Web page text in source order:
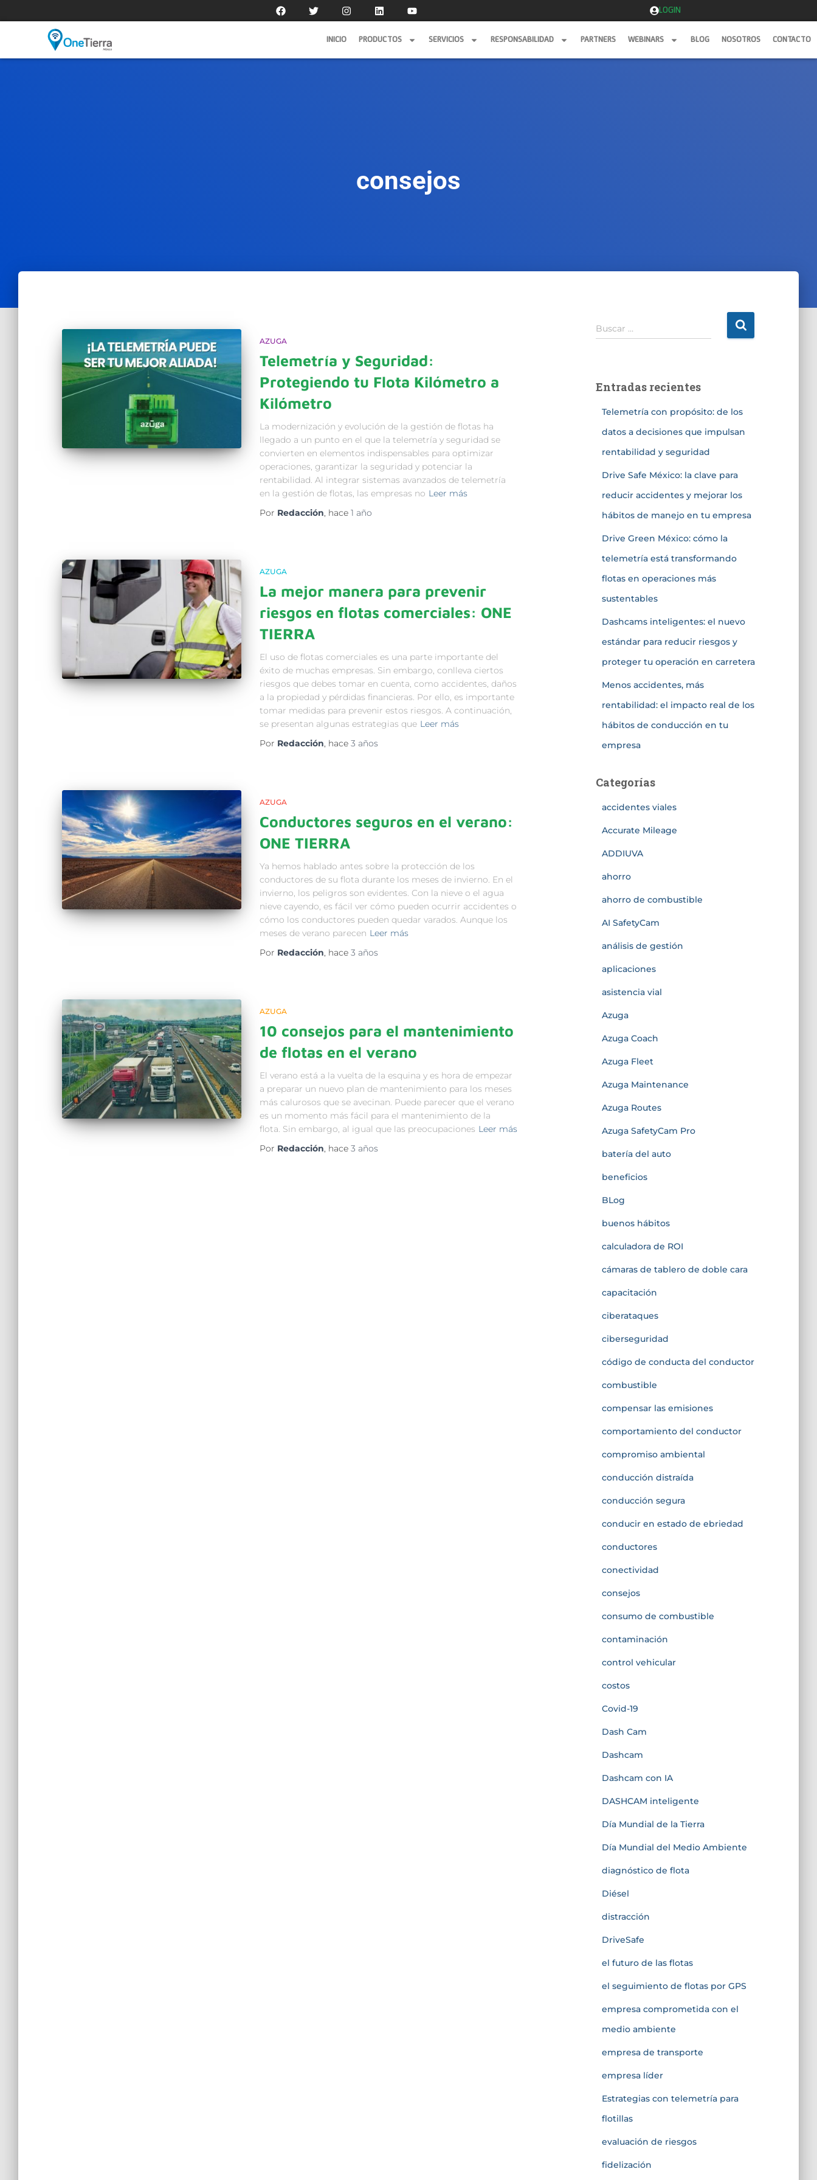
LOGIN
INICIO PRODUCTOS SERVICIOS RESPONSABILIDAD PARTNERS WEBINARS BLOG NOSOTROS CONTACTO
consejos
AZUGA
Telemetría y Seguridad:
Protegiendo tu Flota Kilómetro a
Kilómetro
La modernización y evolución de la gestión de flotas ha
llegado a un punto en el que la telemetría y seguridad se
convierten en elementos indispensables para optimizar
operaciones, garantizar la seguridad y potenciar la
rentabilidad. Al integrar sistemas avanzados de telemetría
en la gestión de flotas, las empresas no Leer más
Por Redacción, hace 1 año
AZUGA
La mejor manera para prevenir
riesgos en flotas comerciales: ONE
TIERRA
El uso de flotas comerciales es una parte importante del
éxito de muchas empresas. Sin embargo, conlleva ciertos
riesgos que debes tomar en cuenta, como accidentes, daños
a la propiedad y pérdidas financieras. Por ello, es importante
tomar medidas para prevenir estos riesgos. A continuación,
se presentan algunas estrategias que Leer más
Por Redacción, hace 3 años
AZUGA
Conductores seguros en el verano:
ONE TIERRA
Ya hemos hablado antes sobre la protección de los
conductores de su flota durante los meses de invierno. En el
invierno, los peligros son evidentes. Con la nieve o el agua
nieve cayendo, es fácil ver cómo pueden ocurrir accidentes o
cómo los conductores pueden quedar varados. Aunque los
meses de verano parecen Leer más
Por Redacción, hace 3 años
AZUGA
10 consejos para el mantenimiento
de flotas en el verano
El verano está a la vuelta de la esquina y es hora de empezar
a preparar un nuevo plan de mantenimiento para los meses
más calurosos que se avecinan. Puede parecer que el verano
es un momento más fácil para el mantenimiento de la
flota. Sin embargo, al igual que las preocupaciones Leer más
Por Redacción, hace 3 años
Buscar …
Entradas recientes
Telemetría con propósito: de los
datos a decisiones que impulsan
rentabilidad y seguridad
Drive Safe México: la clave para
reducir accidentes y mejorar los
hábitos de manejo en tu empresa
Drive Green México: cómo la
telemetría está transformando
flotas en operaciones más
sustentables
Dashcams inteligentes: el nuevo
estándar para reducir riesgos y
proteger tu operación en carretera
Menos accidentes, más
rentabilidad: el impacto real de los
hábitos de conducción en tu
empresa
Categorías
accidentes viales
Accurate Mileage
ADDIUVA
ahorro
ahorro de combustible
AI SafetyCam
análisis de gestión
aplicaciones
asistencia vial
Azuga
Azuga Coach
Azuga Fleet
Azuga Maintenance
Azuga Routes
Azuga SafetyCam Pro
batería del auto
beneficios
BLog
buenos hábitos
calculadora de ROI
cámaras de tablero de doble cara
capacitación
ciberataques
ciberseguridad
código de conducta del conductor
combustible
compensar las emisiones
comportamiento del conductor
compromiso ambiental
conducción distraída
conducción segura
conducir en estado de ebriedad
conductores
conectividad
consejos
consumo de combustible
contaminación
control vehicular
costos
Covid-19
Dash Cam
Dashcam
Dashcam con IA
DASHCAM inteligente
Día Mundial de la Tierra
Día Mundial del Medio Ambiente
diagnóstico de flota
Diésel
distracción
DriveSafe
el futuro de las flotas
el seguimiento de flotas por GPS
empresa comprometida con el
medio ambiente
empresa de transporte
empresa líder
Estrategias con telemetría para
flotillas
evaluación de riesgos
fidelización